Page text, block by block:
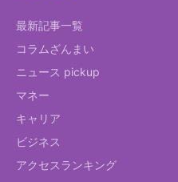
最新記事一覧
コラムざんまい
ニュース pickup
マネー
キャリア
ビジネス
アクセスランキング